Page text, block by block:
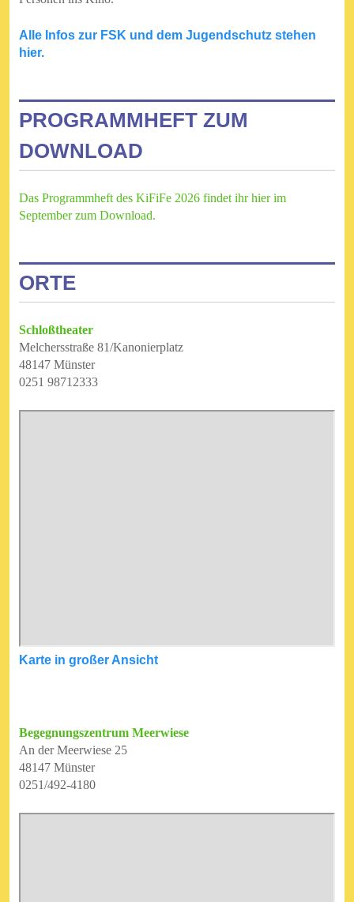
Alle Infos zur FSK und dem Jugendschutz stehen
hier.
PROGRAMMHEFT ZUM
DOWNLOAD
Das Programmheft des KiFiFe 2026 findet ihr hier im
September zum Download.
ORTE
Schloßtheater
Melchersstraße 81/Kanonierplatz
48147 Münster
0251 98712333
Karte in großer Ansicht
Begegnungszentrum Meerwiese
An der Meerwiese 25
48147 Münster
0251/492-4180